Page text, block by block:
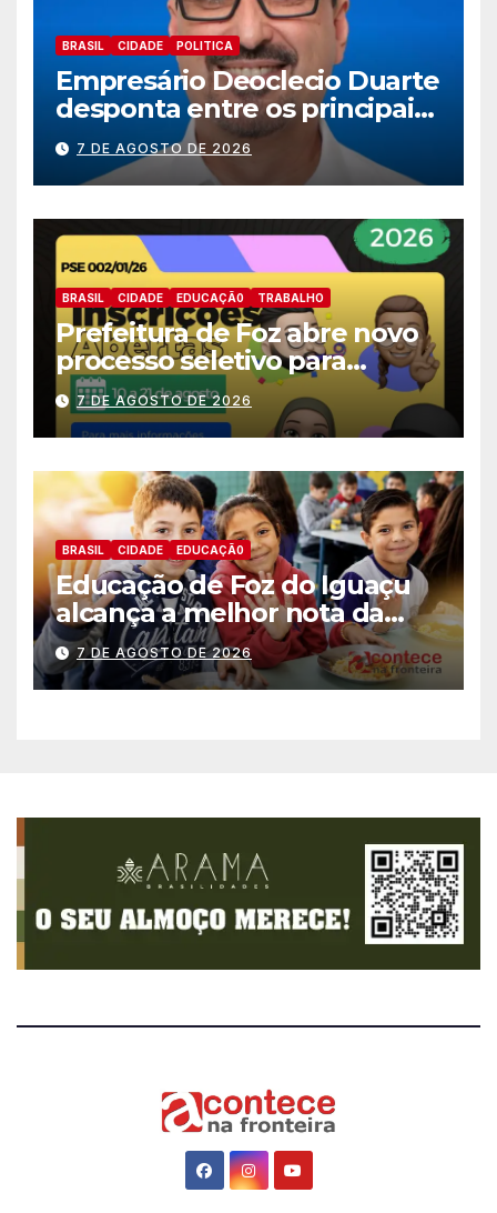
BRASIL CIDADE POLITICA
Empresário Deoclecio Duarte
desponta entre os principais
nomes do União Brasil para
deputado estadual
7 DE AGOSTO DE 2026
BRASIL CIDADE EDUCAÇÃ0 TRABALHO
Prefeitura de Foz abre novo
processo seletivo para
estagiários
7 DE AGOSTO DE 2026
BRASIL CIDADE EDUCAÇÃ0
Educação de Foz do Iguaçu
alcança a melhor nota da
história no IDEB
7 DE AGOSTO DE 2026